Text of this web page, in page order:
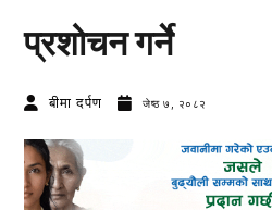
प्रशोचन गर्ने
बीमा दर्पण जेष्ठ ७, २०८२